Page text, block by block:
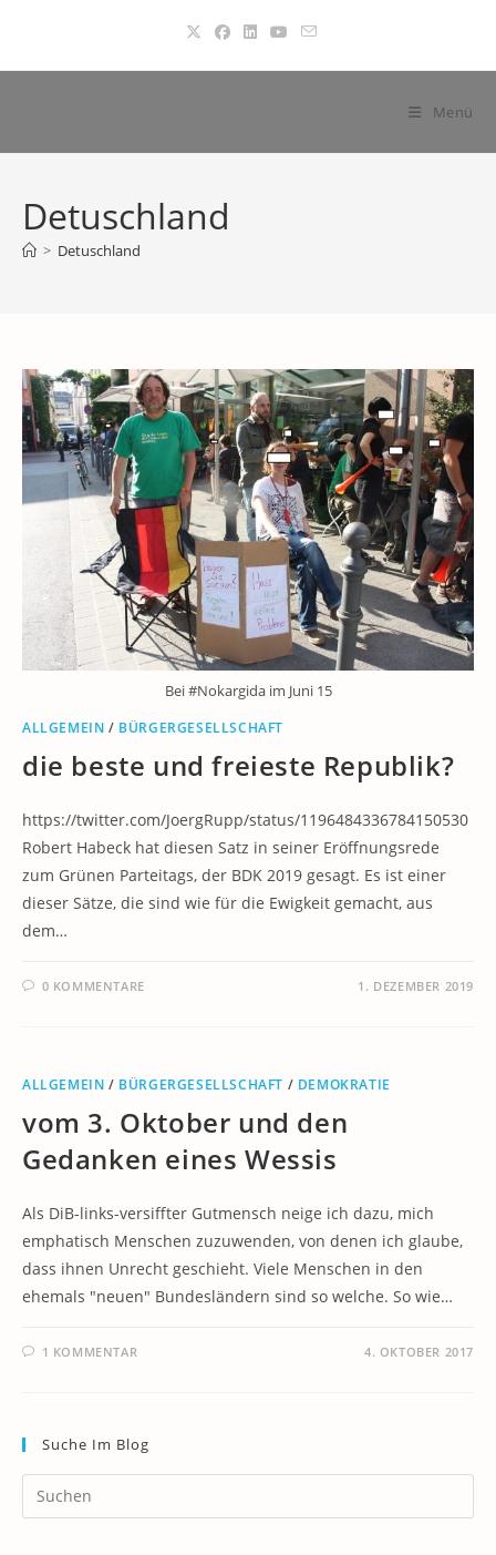
springen
Menü
Detuschland
> Detuschland
Bei #Nokargida im Juni 15
ALLGEMEIN / BÜRGERGESELLSCHAFT
die beste und freieste Republik?
https://twitter.com/JoergRupp/status/1196484336784150530
Robert Habeck hat diesen Satz in seiner Eröffnungsrede
zum Grünen Parteitags, der BDK 2019 gesagt. Es ist einer
dieser Sätze, die sind wie für die Ewigkeit gemacht, aus
dem…
0 KOMMENTARE 1. DEZEMBER 2019
ALLGEMEIN / BÜRGERGESELLSCHAFT / DEMOKRATIE
vom 3. Oktober und den
Gedanken eines Wessis
Als DiB-links-versiffter Gutmensch neige ich dazu, mich
emphatisch Menschen zuzuwenden, von denen ich glaube,
dass ihnen Unrecht geschieht. Viele Menschen in den
ehemals "neuen" Bundesländern sind so welche. So wie…
1 KOMMENTAR 4. OKTOBER 2017
Suche Im Blog